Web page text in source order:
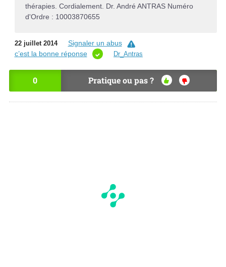
thérapies. Cordialement. Dr. André ANTRAS Numéro
d'Ordre : 10003870655
22 juillet 2014
Signaler un abus
c’est la bonne réponse
Dr_Antras
0 Pratique ou pas ?
OU
I
NO